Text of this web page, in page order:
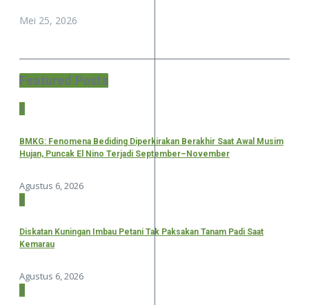
Mei 25, 2026
Featured Posts
1
BMKG: Fenomena Bediding Diperkirakan Berakhir Saat Awal Musim
Hujan, Puncak El Nino Terjadi September–November
Agustus 6, 2026
2
Diskatan Kuningan Imbau Petani Tak Paksakan Tanam Padi Saat
Kemarau
Agustus 6, 2026
3